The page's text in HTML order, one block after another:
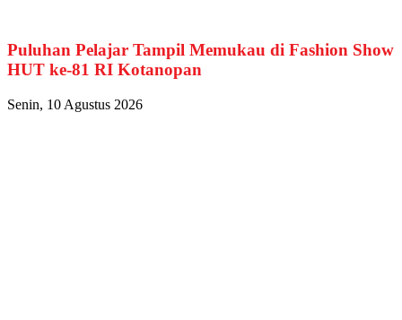
Puluhan Pelajar Tampil Memukau di Fashion Show
HUT ke-81 RI Kotanopan
Senin, 10 Agustus 2026